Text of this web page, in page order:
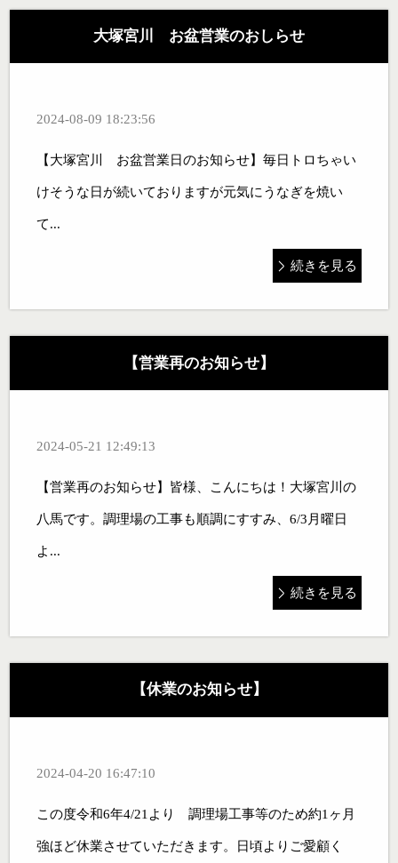
大塚宮川 お盆営業のおしらせ
2024-08-09 18:23:56
【大塚宮川 お盆営業日のお知らせ】毎日トロちゃい
けそうな日が続いておりますが元気にうなぎを焼い
て...
続きを見る
【営業再のお知らせ】
2024-05-21 12:49:13
【営業再のお知らせ】皆様、こんにちは！大塚宮川の
八馬です。調理場の工事も順調にすすみ、6/3月曜日
よ...
続きを見る
【休業のお知らせ】
2024-04-20 16:47:10
この度令和6年4/21より 調理場工事等のため約1ヶ月
強ほど休業させていただきます。日頃よりご愛顧く